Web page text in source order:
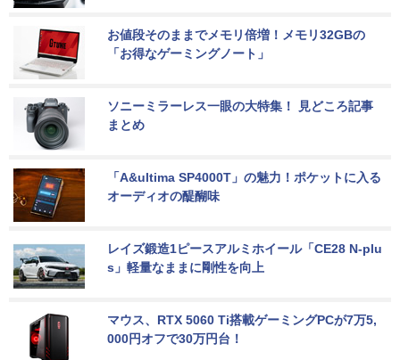
お値段そのままでメモリ倍増！メモリ32GBの
「お得なゲーミングノート」
ソニーミラーレス一眼の大特集！ 見どころ記事
まとめ
「A&ultima SP4000T」の魅力！ポケットに入る
オーディオの醍醐味
レイズ鍛造1ピースアルミホイール「CE28 N-plu
s」軽量なままに剛性を向上
マウス、RTX 5060 Ti搭載ゲーミングPCが7万5,
000円オフで30万円台！